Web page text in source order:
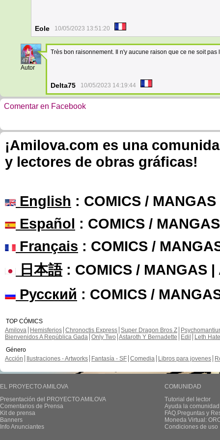
Eole 10/05/2023 13:51:20
47
Autor
Très bon raisonnement. Il n'y aucune raison que ce ne soit
Delta75 10/05/2023 14:19:44
Comentar en Facebook
¡Amilova.com es una
y lectores de obras gráficas!
English : COMICS /
Español : COMICS /
Français : COMICS /
日本語: COMICS / MANGAS |
Русский : COMICS /
TOP CÓMICS
Amilova
Hemisferios Chronoctis Express Super Dragon Bros Z
Bienvenidos A República Gada Only Two Astaroth Y Bernadette Edil
Leth Hate
Género
Acción
Ilustraciones - Artworks Fantasía - SF Comedia Libros para jovenes
EL PROYECTO AMILOVA
Presentación del PROYECTO AMILOVA
Comentarios de Prensa
Kit de prensa
Banners
Info Anunciantes
COMUNIDAD
Tutorial del lector
Ayuda la
FAQ.Preguntas y
Moneda Virtual:
Condiciones de uso